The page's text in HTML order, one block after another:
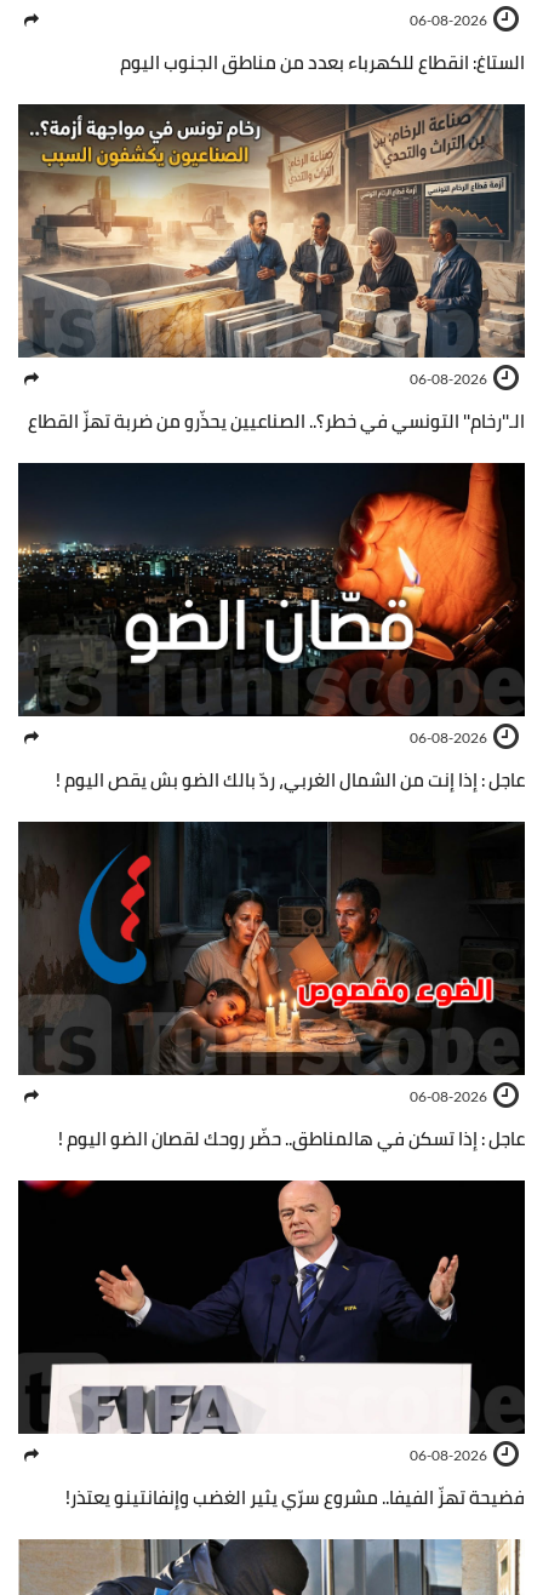
06-08-2026
الستاغ: انقطاع للكهرباء بعدد من مناطق الجنوب اليوم
06-08-2026
الـ''رخام'' التونسي في خطر؟.. الصناعيين يحذّرو من ضربة تهزّ القطاع
06-08-2026
عاجل : إذا إنت من الشمال الغربي، ردّ بالك الضو بش يقص اليوم !
06-08-2026
عاجل : إذا تسكن في هالمناطق.. حضّر روحك لقصان الضو اليوم !
06-08-2026
فضيحة تهزّ الفيفا.. مشروع سرّي يثير الغضب وإنفانتينو يعتذر!